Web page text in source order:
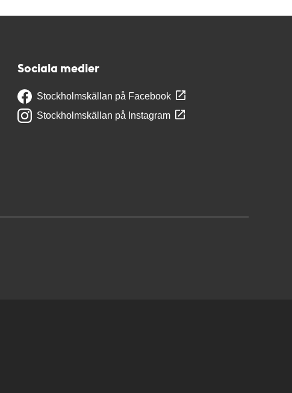
Sociala medier
Stockholmskällan på Facebook
Stockholmskällan på Instagram